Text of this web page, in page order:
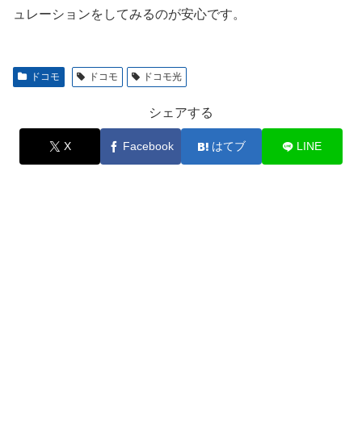
ュレーションをしてみるのが安心です。
ドコモ ドコモ ドコモ光
シェアする
X Facebook はてブ LINE